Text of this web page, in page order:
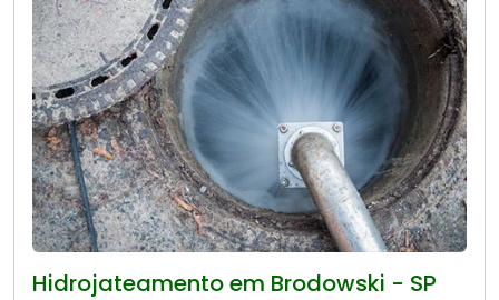
Hidrojateamento em Brodowski - SP